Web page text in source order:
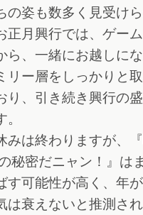
の姿も数多く見受けら
正月興行では、ゲー
ら、一緒にお越しに
リー層をしっかりと
り、引き続き興行の
みは終わりますが、
秘密だニャン！』は
す可能性が高く、年
は衰えないと推測され